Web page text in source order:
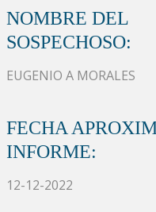
NOMBRE DEL
SOSPECHOSO:
EUGENIO A MORALES
FECHA
INFORME:
12-12-2022